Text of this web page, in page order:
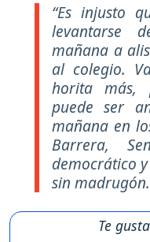
“Es injusto
levantarse
mañana a
al colegio.
horita más,
puede ser
mañana en
Barrera,
democrático
sin madrugón.
Te